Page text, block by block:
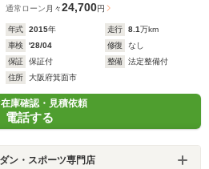
通常ローン 月々24,700円
年式 2015年 走行 8.1万km
車検
'28/04 修復
なし
保証
保証付 整備
法定整備付
住所
大阪府箕面市
庫確認・見積依頼
電話する
ン・スポーツ専門店